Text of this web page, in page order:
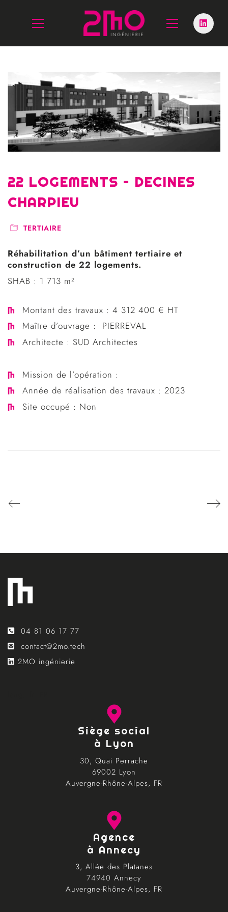
22 LOGEMENTS – DECINES
CHARPIEU
TERTIAIRE
Réhabilitation d’un bâtiment tertiaire et
construction de 22 logements.
SHAB : 1 713 m²
Montant des travaux : 4 312 400 € HT
Maître d’ouvrage :
PIERREVAL
Architecte : SUD Architectes
Mission de l’opération :
Année de réalisation des travaux : 2023
Site occupé : Non
04 81 06 17 77
contact@2mo.tech
2MO ingénierie
Siège social
à Lyon
30, Quai Perrache
69002 Lyon
Auvergne-Rhône-Alpes, FR
Agence
à Annecy
3, Allée des Platanes
74940 Annecy
Auvergne-Rhône-Alpes, FR